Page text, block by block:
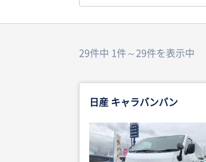
29件中 1件～29件を表示中
日産 キャラバンバン